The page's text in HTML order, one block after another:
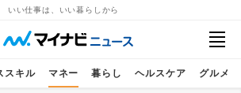
いい仕事は、いい暮らしから
スキル マネー 暮らし ヘルスケア グルメ